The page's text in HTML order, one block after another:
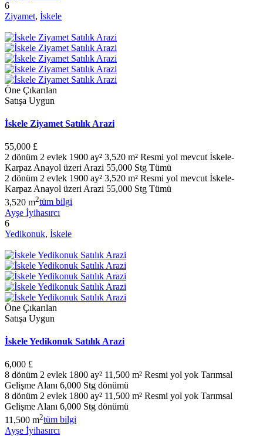
6
Ziyamet, İskele
Öne Çıkarılan
Satışa Uygun
İskele Ziyamet Satılık Arazi
55,000 £
2 dönüm 2 evlek 1900 ay² 3,520 m² Resmi yol mevcut İskele-
Karpaz Anayol üzeri Arazi 55,000 Stg Tümü
2 dönüm 2 evlek 1900 ay² 3,520 m² Resmi yol mevcut İskele-
Karpaz Anayol üzeri Arazi 55,000 Stg Tümü
3,520 m2tüm bilgi
Ayşe İyihasırcı
6
Yedikonuk, İskele
Öne Çıkarılan
Satışa Uygun
İskele Yedikonuk Satılık Arazi
6,000 £
8 dönüm 2 evlek 1800 ay² 11,500 m² Resmi yol yok Tarımsal
Gelişme Alanı 6,000 Stg dönümü
8 dönüm 2 evlek 1800 ay² 11,500 m² Resmi yol yok Tarımsal
Gelişme Alanı 6,000 Stg dönümü
11,500 m2tüm bilgi
Ayşe İyihasırcı